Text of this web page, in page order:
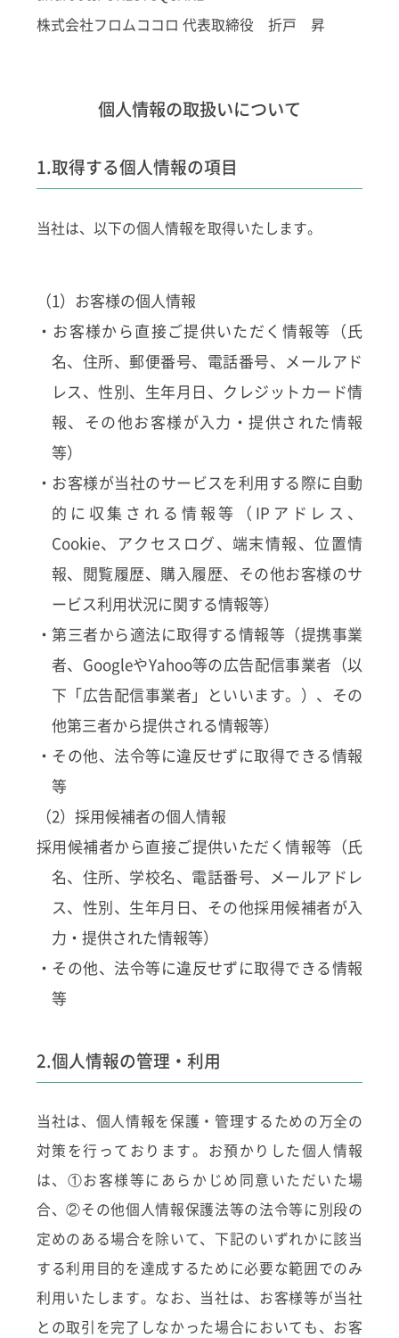
株式会社フロムココロ 代表取締役 折戸 昇
個人情報の取扱いについて
1.取得する個人情報の項目
当社は、以下の個人情報を取得いたします。
（1）お客様の個人情報
・お客様から直接ご提供いただく情報等（氏
名、住所、郵便番号、電話番号、メールアド
レス、性別、生年月日、クレジットカード情
報、その他お客様が入力・提供された情報
等）
・お客様が当社のサービスを利用する際に自動
的に収集される情報等（IPアドレス、
Cookie、アクセスログ、端末情報、位置情
報、閲覧履歴、購入履歴、その他お客様のサ
ービス利用状況に関する情報等）
・第三者から適法に取得する情報等（提携事業
者、GoogleやYahoo等の広告配信事業者（以
下「広告配信事業者」といいます。）、その
他第三者から提供される情報等）
・その他、法令等に違反せずに取得できる情報
等
（2）採用候補者の個人情報
採用候補者から直接ご提供いただく情報等（氏
名、住所、学校名、電話番号、メールアドレ
ス、性別、生年月日、その他採用候補者が入
力・提供された情報等）
・その他、法令等に違反せずに取得できる情報
等
2.個人情報の管理・利用
当社は、個人情報を保護・管理するための万全の
対策を行っております。お預かりした個人情報
は、①お客様等にあらかじめ同意いただいた場
合、②その他個人情報保護法等の法令等に別段の
定めのある場合を除いて、下記のいずれかに該当
する利用目的を達成するために必要な範囲でのみ
利用いたします。なお、当社は、お客様等が当社
との取引を完了しなかった場合においても、お客